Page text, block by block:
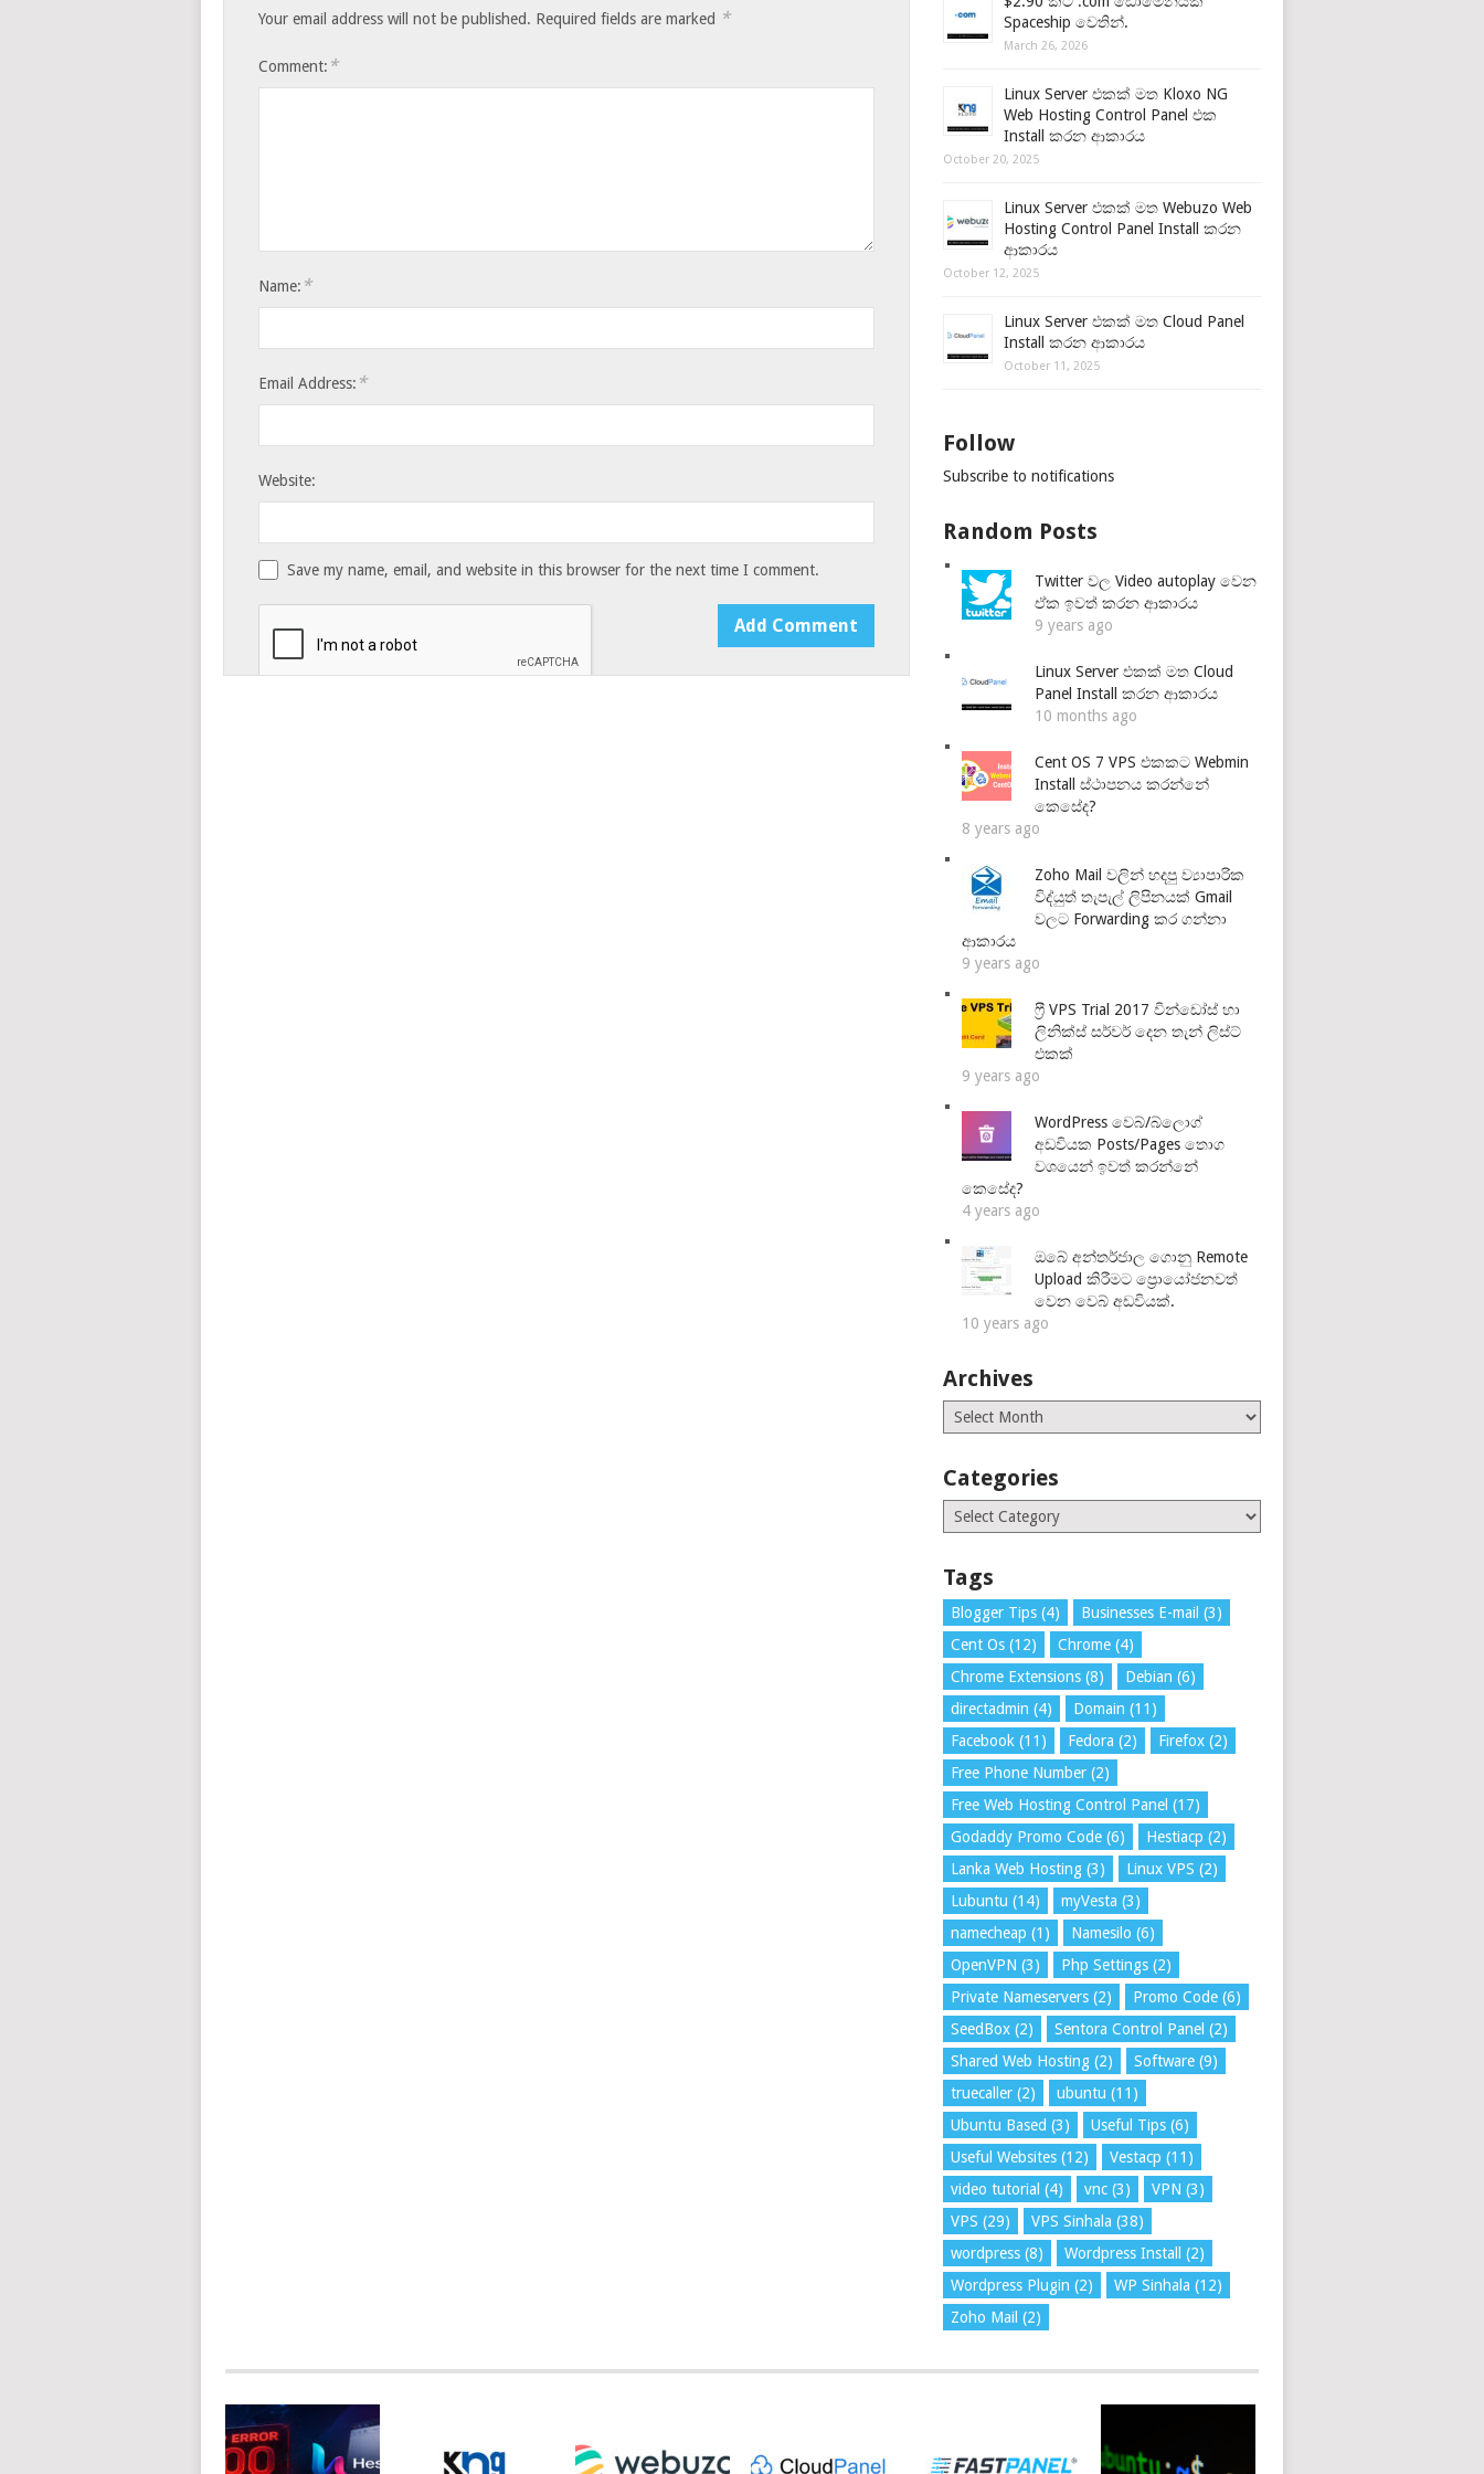
Your email address will not be published. Required fields are marked *
Comment: *
Name: *
Email Address: *
Website:
Save my name, email, and website in this browser for the next time I comment.
Spaceship වෙතින්.
March 26, 2026
Linux Server එකක් මත Kloxo NG
Web Hosting Control Panel එක
Install කරන ආකාරය
October 20, 2025
Linux Server එකක් මත Webuzo Web
Hosting Control Panel Install කරන
ආකාරය
October 12, 2025
Linux Server එකක් මත Cloud Panel
Install කරන ආකාරය
October 11, 2025
Follow
Subscribe to notifications
Random Posts
Twitter වල Video autoplay වෙන
ඒක ඉවත් කරන ආකාරය
9 years ago
Linux Server එකක් මත Cloud
Panel Install කරන ආකාරය
10 months ago
Cent OS 7 VPS එකකට Webmin
Install ස්ථාපනය කරන්නේ
කෙසේද?
8 years ago
Zoho Mail වලින් හදපු ව්‍යාපාරික
විද්යුත් තැපැල් ලිපිනයක් Gmail
වලට Forwarding කර ගන්නා
ආකාරය
9 years ago
ෆ්‍රී VPS Trial 2017 වින්ඩෝස් හා
ලිනික්ස් සර්වර් දෙන තැන් ලිස්ට්
එකක්
9 years ago
WordPress වෙබ්/බ්ලොග්
අඩවියක Posts/Pages තොග
වශයෙන් ඉවත් කරන්නේ
කෙසේද?
4 years ago
ඔබේ අන්තර්ජාල ගොනු Remote
Upload කිරීමට ප්‍රොයෝජනවත්
වෙන වෙබ් අඩවියක්.
10 years ago
Archives
Archives
Categories
Categories
Tags
Blogger Tips (4) Businesses E-mail (3)
Cent Os (12) Chrome (4)
Chrome Extensions (8) Debian (6)
directadmin (4) Domain (11)
Facebook (11) Fedora (2) Firefox (2)
Free Phone Number (2)
Free Web Hosting Control Panel (17)
Godaddy Promo Code (6) Hestiacp (2)
Lanka Web Hosting (3) Linux VPS (2)
Lubuntu (14) myVesta (3)
namecheap (1) Namesilo (6)
OpenVPN (3) Php Settings (2)
Private Nameservers (2) Promo Code (6)
SeedBox (2) Sentora Control Panel (2)
Shared Web Hosting (2) Software (9)
truecaller (2) ubuntu (11)
Ubuntu Based (3) Useful Tips (6)
Useful Websites (12) Vestacp (11)
video tutorial (4) vnc (3) VPN (3)
VPS (29) VPS Sinhala (38)
wordpress (8) Wordpress Install
(2)
Wordpress Plugin (2) WP Sinhala (12)
Zoho Mail (2)